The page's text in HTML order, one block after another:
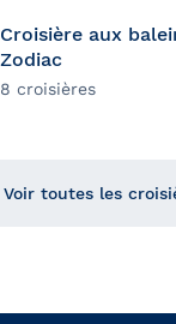
Croisière aux
Zodiac
8 croisières
Voir toutes les